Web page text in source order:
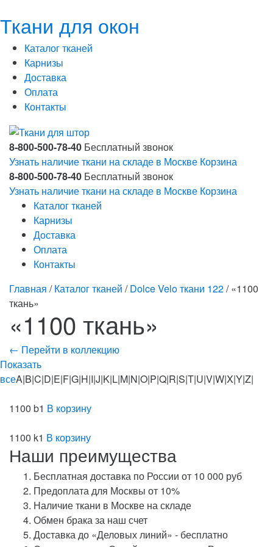
Ткани для окон
Каталог тканей
Карнизы
Доставка
Оплата
Контакты
8-800-500-78-40 Бесплатный звонок
Узнать наличие ткани на складе в Москве Корзина
8-800-500-78-40 Бесплатный звонок
Узнать наличие ткани на складе в Москве Корзина
Каталог тканей
Карнизы
Доставка
Оплата
Контакты
Главная /Каталог тканей /Dolce Velo ткани 122/ «1100
ткань»
«1100 ткань»
← Перейти в коллекцию
Показать
всеA|B|C|D|E|F|G|H|I|J|K|L|M|N|O|P|Q|R|S|T|U|V|W|X|Y|Z|
1100 b1 В корзину
1100 k1 В корзину
Наши преимущества
Бесплатная доставка по России от 10 000 руб
Предоплата для Москвы от 10%
Наличие ткани в Москве на складе
Обмен брака за наш счет
Доставка до «Деловых линий» - бесплатно